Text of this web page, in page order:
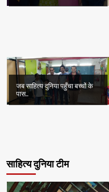
जब साहित्य दुनिया पहुँचा बच्चों के
पास..
साहित्य दुनिया टीम